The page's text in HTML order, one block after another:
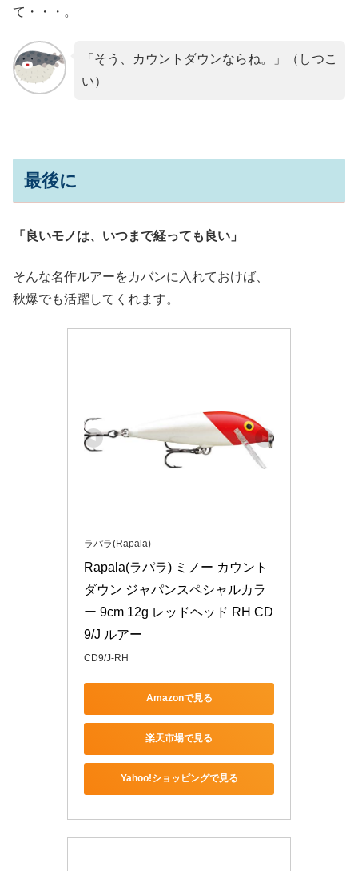
て・・・。
「そう、カウントダウンならね。」（しつこ
い）
最後に
「良いモノは、いつまで経っても良い」
そんな名作ルアーをカバンに入れておけば、
秋爆でも活躍してくれます。
ラパラ(Rapala)
Rapala(ラパラ) ミノー カウント
ダウン ジャパンスペシャルカラ
ー 9cm 12g レッドヘッド RH CD
9/J ルアー
CD9/J-RH
Amazonで見る
楽天市場で見る
Yahoo!ショッピングで見る